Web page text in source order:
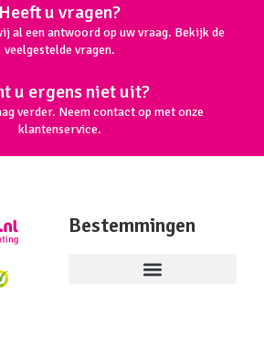
Heeft u vragen?
al een antwoord op uw vraag. Bekijk de
veelgestelde vragen.
u ergens niet uit?
verder. Neem contact op met onze
klantenservice.
Bestemmingen